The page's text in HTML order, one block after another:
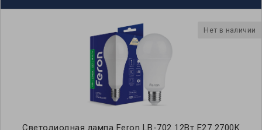
Нет в наличии
Светодиодная лампа Feron LB-702 12Вт E27 2700K